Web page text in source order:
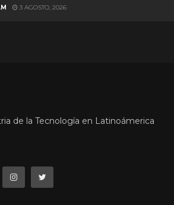
3 AGOSTO, 2026
de la Tecnología en Latinoámerica